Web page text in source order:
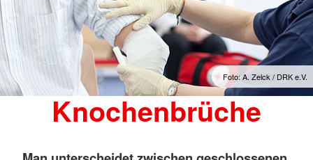
Foto: A. Zelck / DRK e.V.
Knochenbrüche